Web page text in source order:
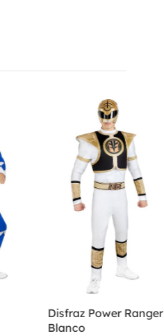
Disfraz Power Ranger
Blanco